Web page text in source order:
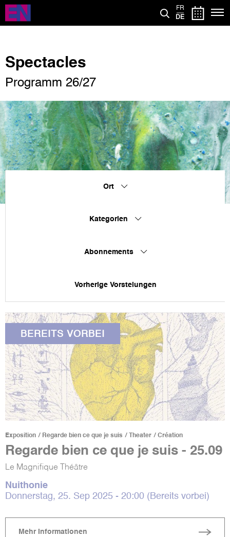
Direkt
zum
Inhalt
FR
DE
Spectacles
Programm 26/27
Ort
Kategorien
Abonnements
Vorherige Vorstelungen
BEREITS VORBEI
Exposition Regarde bien ce que je suis Theater Création
Regarde bien ce que je suis - 25.09
Le Magnifique Théâtre
Nuithonie
Donnerstag, 25. Sep 2025 - 20:00 (Bereits vorbei)
Mehr Informationen